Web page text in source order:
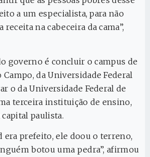
a um especialista, para não
na cabeceira da cama”,
governo é concluir o campus de
Campo, da Universidade Federal
o da Universidade Federal de
terceira instituição de ensino,
paulista.
era prefeito, ele doou o terreno,
botou uma pedra”, afirmou